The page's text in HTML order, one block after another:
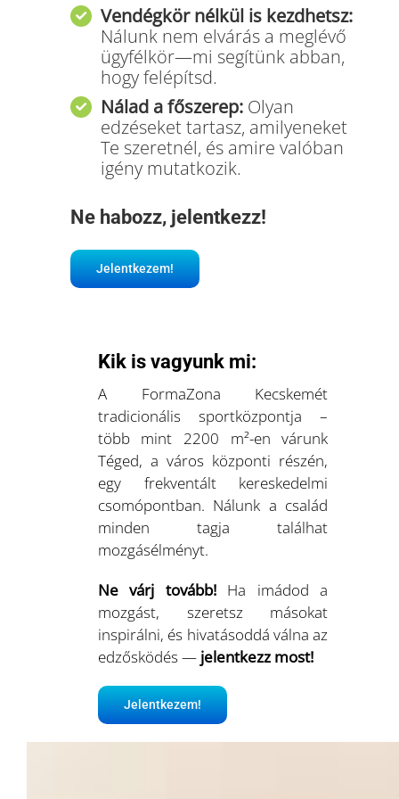
Vendégkör nélkül is kezdhetsz:
Nálunk nem elvárás a meglévő
ügyfélkör—mi segítünk abban,
hogy felépítsd.
Nálad a főszerep:Olyan
edzéseket tartasz, amilyeneket
Te szeretnél, és amire valóban
igény mutatkozik.
Ne habozz, jelentkezz!
Jelentkezem!
Kik is vagyunk mi:
A FormaZona Kecskemét
tradicionális sportközpontja –
több mint 2200 m²-en várunk
Téged, a város központi részén,
egy frekventált kereskedelmi
csomópontban. Nálunk a család
minden tagja találhat
mozgásélményt.
Ne várj tovább!Ha imádod a
mozgást, szeretsz másokat
inspirálni, és hivatásoddá válna az
edzősködés —jelentkezz most!
Jelentkezem!